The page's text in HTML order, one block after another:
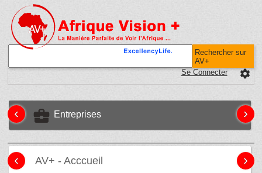
Rechercher sur
AV+
settings
Se Connecter
business_center Entreprises
‹ ›
AV+ - Acccueil
‹ ›